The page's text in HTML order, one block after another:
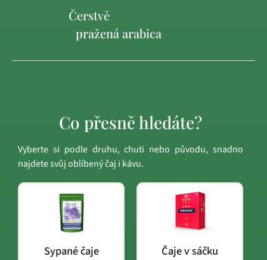
Čerstvě
pražená arabica
Co přesně hledáte?
Vyberte si podle druhu, chuti nebo původu, snadno
najdete svůj oblíbený čaj i kávu.
Sypané čaje Čaje v sáčku